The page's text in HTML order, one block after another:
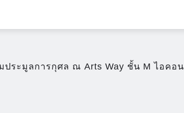
ประมูลการกุศล ณ Arts Way ชั้น M ไอคอน